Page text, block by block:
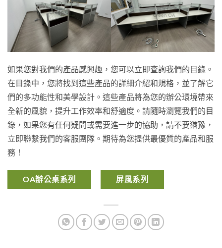
如果您對我們的產品感興趣，您可以立即查詢我們的目錄。
在目錄中，您將找到這些產品的詳細介紹和規格，並了解它
們的多功能性和美學設計。這些產品將為您的辦公環境帶來
全新的風貌，提升工作效率和舒適度。請隨時瀏覽我們的目
錄，如果您有任何疑問或需要進一步的協助，請不要猶豫，
立即聯繫我們的客服團隊。期待為您提供最優質的產品和服
務！
OA辦公桌系列 屏風系列